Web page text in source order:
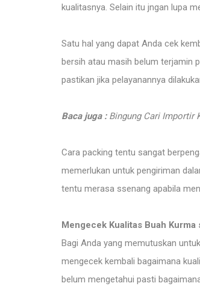
kualitasnya. Selain itu jngan lupa
Satu hal yang dapat Anda cek
bersih atau masih belum terjamin
pastikan jika pelayanannya
Baca juga : Bingung Cari Importir
Cara packing tentu sangat
memerlukan untuk pengiriman
tentu merasa ssenang apabila
Mengecek Kualitas Buah Kurma
Bagi Anda yang memutuskan
mengecek kembali bagaimana
belum mengetahui pasti